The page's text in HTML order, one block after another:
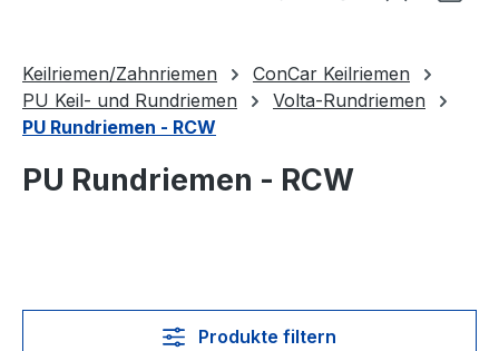
Keilriemen/Zahnriemen
ConCar Keilriemen
PU Keil- und Rundriemen
Volta-Rundriemen
PU Rundriemen - RCW
PU Rundriemen - RCW
Produkte filtern